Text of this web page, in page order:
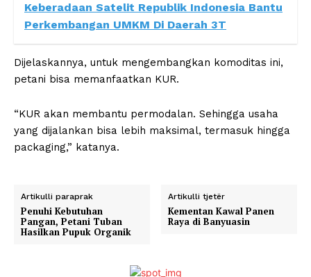
Keberadaan Satelit Republik Indonesia Bantu
Perkembangan UMKM Di Daerah 3T
Dijelaskannya, untuk mengembangkan komoditas ini,
petani bisa memanfaatkan KUR.
“KUR akan membantu permodalan. Sehingga usaha
yang dijalankan bisa lebih maksimal, termasuk hingga
packaging,” katanya.
Artikulli paraprak
Penuhi Kebutuhan
Pangan, Petani Tuban
Hasilkan Pupuk Organik
Artikulli tjetër
Kementan Kawal Panen
Raya di Banyuasin